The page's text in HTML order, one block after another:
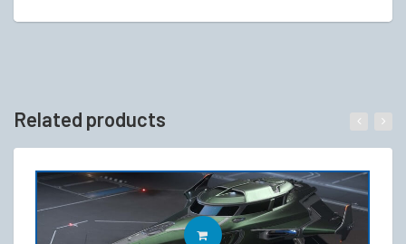
Related products
IN DEN WARENKORB